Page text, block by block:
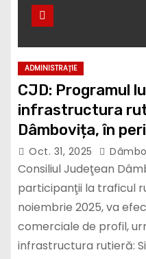
ADMINISTRAȚIE
CJD: Programul
infrastructura
Dâmbovița, în
09.11.2025
Oct. 31, 2025
Consiliul Judeţean
participanţii la traficul
noiembrie 2025, va
comerciale de profil,
infrastructura rutieră: